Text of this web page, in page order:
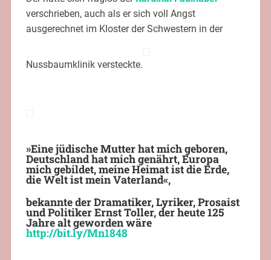
verschrieben, auch als er sich voll Angst
ausgerechnet im Kloster der Schwestern in der
Nussbaumklinik versteckte.
»Eine jüdische Mutter hat mich geboren,
Deutschland hat mich genährt, Europa
mich gebildet, meine Heimat ist die Erde,
die Welt ist mein Vaterland«,
bekannte der Dramatiker, Lyriker, Prosaist
und PolitikerErnst Toller, der heute 125
Jahre alt geworden wäre
http://bit.ly/Mn1848